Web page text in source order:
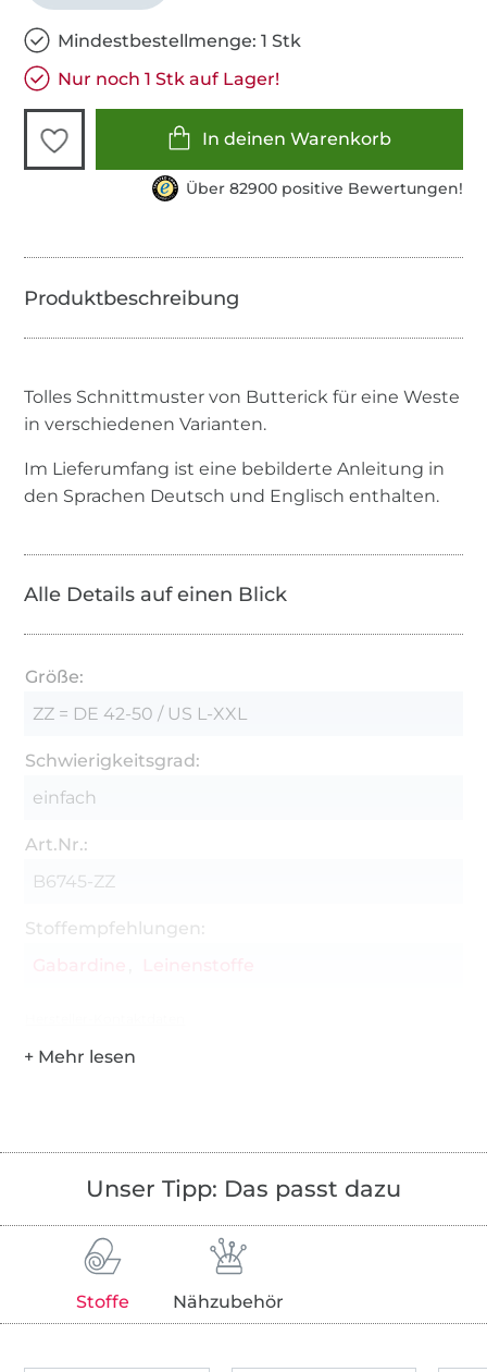
Mindestbestellmenge: 1 Stk
Nur noch 1 Stk auf Lager!
In deinen Warenkorb
Über 82900 positive Bewertungen!
Tolles Schnittmuster von Butterick für eine Weste
in verschiedenen Varianten.
Im Lieferumfang ist eine bebilderte Anleitung in
den Sprachen Deutsch und Englisch enthalten.
Alle Details auf einen Blick
Größe:
ZZ = DE 42-50 / US L-XXL
Schwierigkeitsgrad:
einfach
Art.Nr.:
B6745-ZZ
Stoffempfehlungen:
Unser Tipp: Das passt dazu
Stoffe Nähzubehör